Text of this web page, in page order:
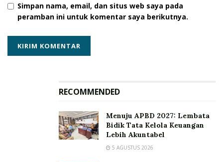
Simpan nama, email, dan situs web saya pada
peramban ini untuk komentar saya berikutnya.
RECOMMENDED
Menuju APBD 2027: Lembata
Bidik Tata Kelola Keuangan
Lebih Akuntabel
5 AGUSTUS 2026